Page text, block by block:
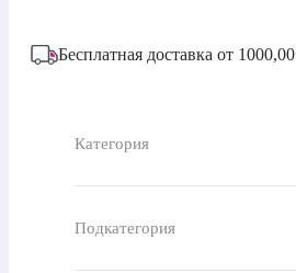
Бесплатная доставка от 1000,00
Категория
Подкатегория